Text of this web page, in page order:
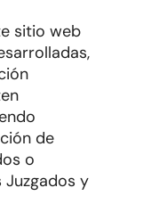
sitio web
de
o
y